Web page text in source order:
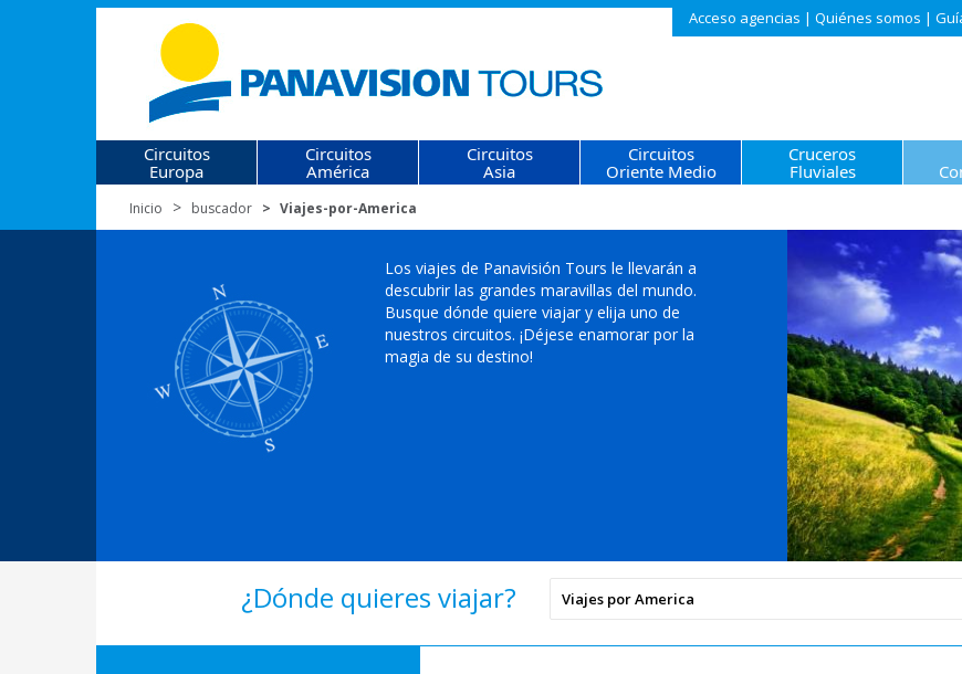
Acceso agencias | Quiénes somos |
Circuitos
Europa
Circuitos
América
Circuitos
Asia
Circuitos
Oriente Medio
Cruceros
Fluviales
Inicio buscador Viajes-por-America
Los viajes de Panavisión Tours le llevarán a
descubrir las grandes maravillas del mundo.
Busque dónde quiere viajar y elija uno de
nuestros circuitos. ¡Déjese enamorar por la
magia de su destino!
¿Dónde quieres viajar?